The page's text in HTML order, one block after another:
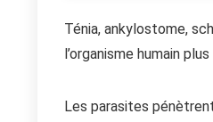
Ténia, ankylostome,
l’organisme humain
Les parasites